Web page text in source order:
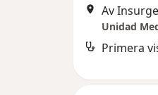
Unidad
Primera